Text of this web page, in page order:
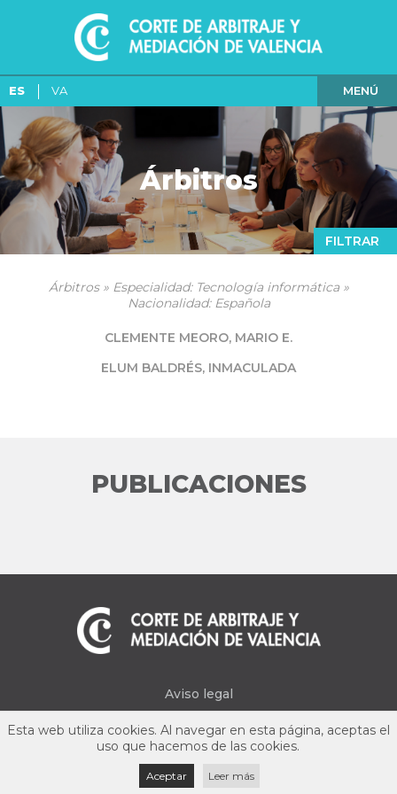
ES VA MENÚ
Árbitros
FILTRAR
Árbitros » Especialidad: Tecnología informática »
Nacionalidad: Española
CLEMENTE MEORO, MARIO E.
ELUM BALDRÉS, INMACULADA
PUBLICACIONES
Aviso legal
Esta web utiliza cookies. Al navegar en esta página, aceptas el
uso que hacemos de las cookies.
Aceptar Leer más